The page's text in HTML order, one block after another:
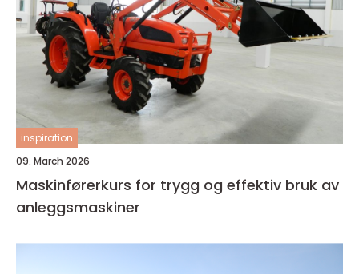
inspiration
09. March 2026
Maskinførerkurs for trygg og effektiv bruk av
anleggsmaskiner